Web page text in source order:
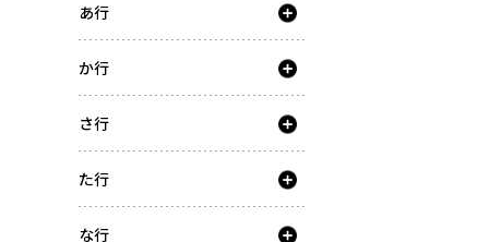
あ行
か行
さ行
た行
な行